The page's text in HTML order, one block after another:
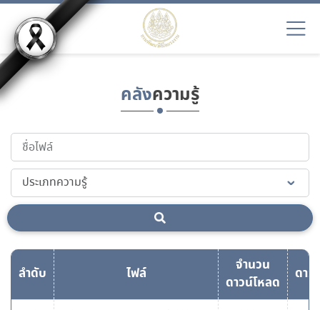
คลังความรู้
ลำดับ ไฟล์
จำนวน
ดาวน์โหลด
ดาว